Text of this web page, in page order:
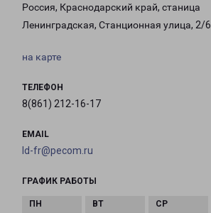
Россия, Краснодарский край, станица
Ленинградская, Станционная улица, 2/6
на карте
ТЕЛЕФОН
8(861) 212-16-17
EMAIL
ld-fr@pecom.ru
ГРАФИК РАБОТЫ